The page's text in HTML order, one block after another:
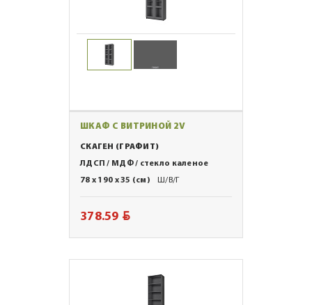
ШКАФ С ВИТРИНОЙ 2V
СКАГЕН (ГРАФИТ)
ЛДСП / МДФ / стекло каленое
78 x 190 x 35 (см)
Ш/В/Г
378.59 BYN